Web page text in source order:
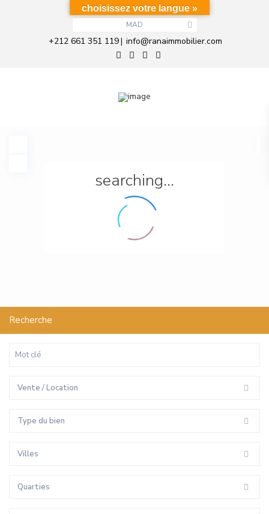
MAD
+212 661 351 119| info@ranaimmobilier.com
searching...
Recherche
Vente / Location
Type du bien
Villes
Quarties
choisissez votre langue »